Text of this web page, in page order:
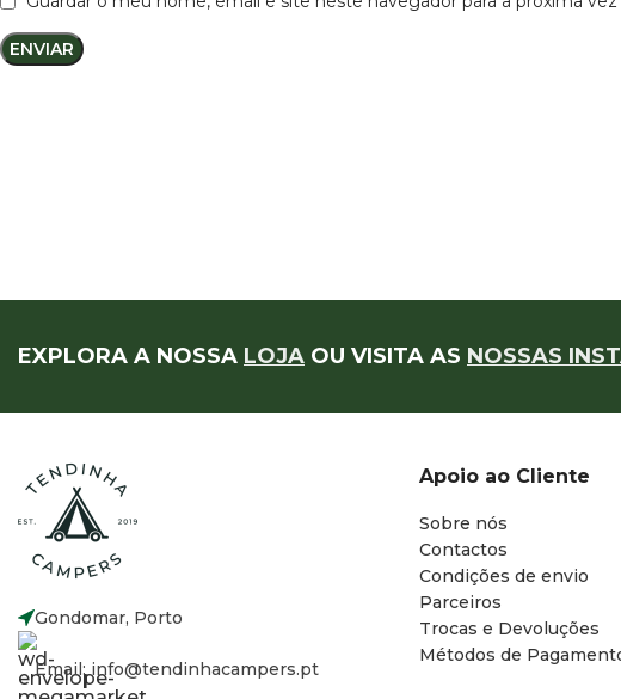
EXPLORA A NOSSA LOJA OU VISITA AS NOSSAS
Gondomar, Porto
Email: info@tendinhacampers.pt
Apoio ao Cliente
Sobre nós
Contactos
Condições de envio
Parceiros
Trocas e Devoluções
Métodos de